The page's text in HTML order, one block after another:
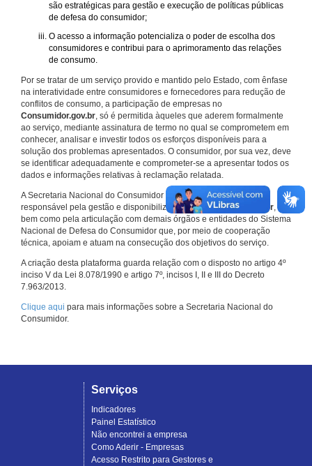
são estratégicas para gestão e execução de políticas públicas
de defesa do consumidor;
O acesso a informação potencializa o poder de escolha dos
consumidores e contribui para o aprimoramento das relações
de consumo.
Por se tratar de um serviço provido e mantido pelo Estado, com ênfase
na interatividade entre consumidores e fornecedores para redução de
conflitos de consumo, a participação de empresas no
Consumidor.gov.br, só é permitida àqueles que aderem formalmente
ao serviço, mediante assinatura de termo no qual se comprometem em
conhecer, analisar e investir todos os esforços disponíveis para a
solução dos problemas apresentados. O consumidor, por sua vez, deve
se identificar adequadamente e comprometer-se a apresentar todos os
dados e informações relativas à reclamação relatada.
A Secretaria Nacional do Consumidor do Ministério da Justiça é a
responsável pela gestão e disponibilização doConsumidor.gov.br,
bem como pela articulação com demais órgãos e entidades do Sistema
Nacional de Defesa do Consumidor que, por meio de cooperação
técnica, apoiam e atuam na consecução dos objetivos do serviço.
A criação desta plataforma guarda relação com o disposto no artigo 4º
inciso V da Lei 8.078/1990 e artigo 7º, incisos I, II e III do Decreto
7.963/2013.
Clique aqui para mais informações sobre a Secretaria Nacional do
Consumidor.
Serviços
Indicadores
Painel Estatístico
Não encontrei a empresa
Como Aderir - Empresas
Acesso Restrito para Gestores e